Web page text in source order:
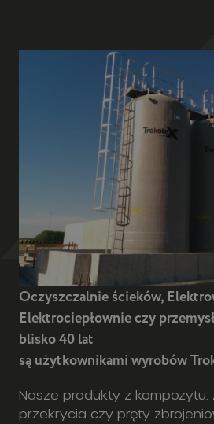
Oczyszczalnie ścieków,
Elektrociepłownie czy
blisko40 lat
są użytkownikami wyrobów
Nasze produkty z kompozytu:
przekrycia czy pręty